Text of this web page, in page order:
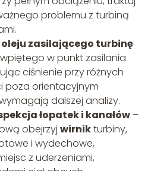
problemu z turbiną
zasilającego turbinę
w punkt zasilania
ciśnienie przy różnych
poza orientacyjnym
dalszej analizy.
łopatek i kanałów–
obejrzyj wirnikturbiny,
i wydechowe,
z uderzeniami,